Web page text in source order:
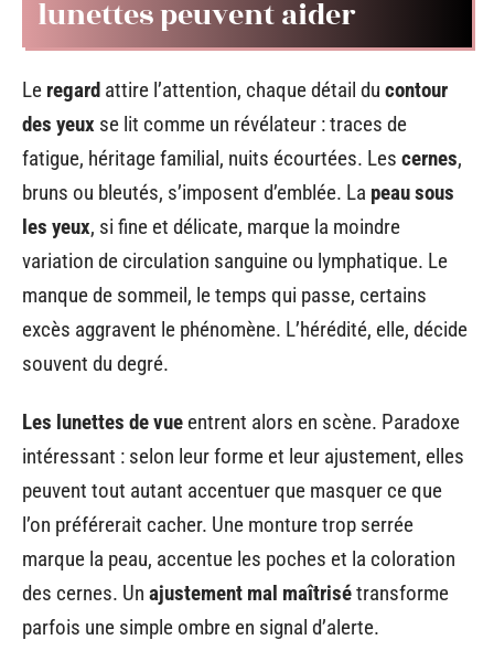
lunettes peuvent aider
Le regard attire l’attention, chaque détail du contour
des yeux se lit comme un révélateur : traces de
fatigue, héritage familial, nuits écourtées. Les cernes,
bruns ou bleutés, s’imposent d’emblée. La peau sous
les yeux, si fine et délicate, marque la moindre
variation de circulation sanguine ou lymphatique. Le
manque de sommeil, le temps qui passe, certains
excès aggravent le phénomène. L’hérédité, elle, décide
souvent du degré.
Les lunettes de vue entrent alors en scène. Paradoxe
intéressant : selon leur forme et leur ajustement, elles
peuvent tout autant accentuer que masquer ce que
l’on préférerait cacher. Une monture trop serrée
marque la peau, accentue les poches et la coloration
des cernes. Un ajustement mal maîtrisétransforme
parfois une simple ombre en signal d’alerte.